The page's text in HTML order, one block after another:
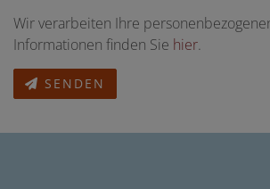
Wir verarbeiten Ihre
Informationen finden Sie hier.
SENDEN